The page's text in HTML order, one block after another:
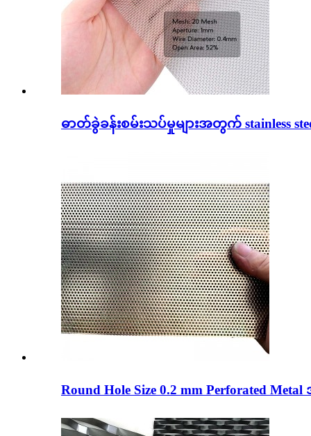
ဓာတ်ခွဲခန်းစမ်းသပ်မှုများအတွက် stainless
Round Hole Size 0.2 mm Perforated